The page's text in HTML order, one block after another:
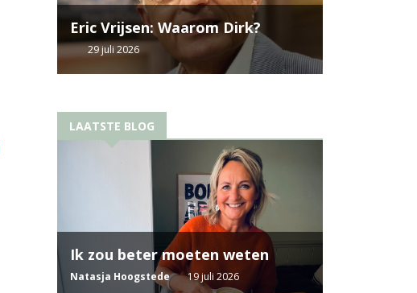
Eric Vrijsen: Waarom Dirk?
29 juli 2026
LAATSTE BLOG
Ik zou beter moeten weten
Natasja Hoogstede 19 juli 2026